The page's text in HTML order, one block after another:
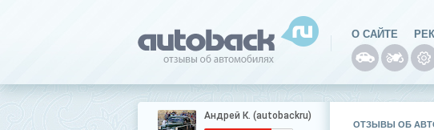
О САЙТЕ
ОТЗЫВЫ ОБ